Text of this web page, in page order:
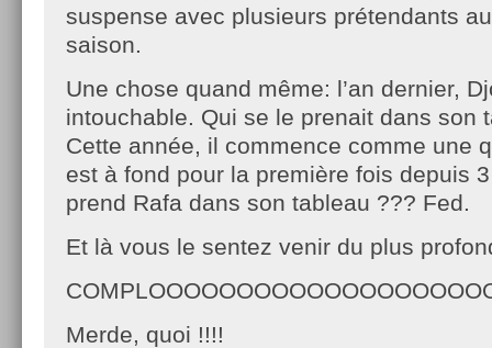
suspense avec plusieurs prétendants
saison.
Une chose quand même: l’an dernier,
intouchable. Qui se le prenait dans son
Cette année, il commence comme une
est à fond pour la première fois depuis
prend Rafa dans son tableau ??? Fed.
Et là vous le sentez venir du plus
Merde, quoi !!!!